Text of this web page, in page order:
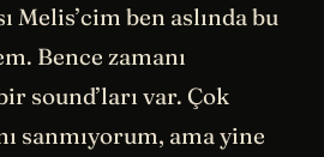
Melis’cim ben aslında bu
Bence zamanı
sound’ları var. Çok
sanmıyorum, ama yine